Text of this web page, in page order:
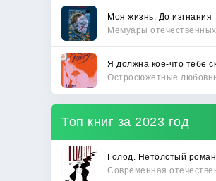
Моя жизнь. До изгнания
Топ книг за 2023 год
Голод. Нетолстый роман